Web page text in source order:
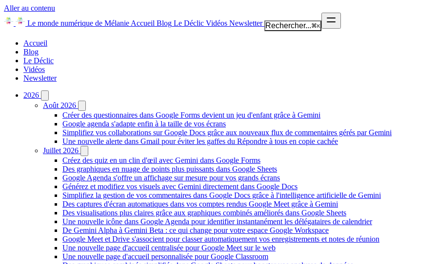
Aller au contenu
Le monde numérique de Mélanie Accueil Blog Le Déclic Vidéos Newsletter Rechercher...⌘K
Accueil
Blog
Le Déclic
Vidéos
Newsletter
2026
Août 2026
Créer des questionnaires dans Google Forms devient un jeu d'enfant grâce à Gemini
Google agenda s'adapte enfin à la taille de vos écrans
Simplifiez vos collaborations sur Google Docs grâce aux nouveaux flux de commentaires gérés par Gemini
Une nouvelle alerte dans Gmail pour éviter les gaffes du Répondre à tous en copie cachée
Juillet 2026
Créez des quiz en un clin d'œil avec Gemini dans Google Forms
Des graphiques en nuage de points plus puissants dans Google Sheets
Google Agenda s'offre un affichage sur mesure pour vos grands écrans
Générez et modifiez vos visuels avec Gemini directement dans Google Docs
Simplifiez la gestion de vos commentaires dans Google Docs grâce à l'intelligence artificielle de Gemini
Des captures d'écran automatiques dans vos comptes rendus Google Meet grâce à Gemini
Des visualisations plus claires grâce aux graphiques combinés améliorés dans Google Sheets
Une nouvelle icône dans Google Agenda pour identifier instantanément les délégataires de calendrier
De Gemini Alpha à Gemini Beta : ce qui change pour votre espace Google Workspace
Google Meet et Drive s'associent pour classer automatiquement vos enregistrements et notes de réunion
Une nouvelle page d'accueil centralisée pour Google Meet sur le web
Une nouvelle page d'accueil personnalisée pour Google Classroom